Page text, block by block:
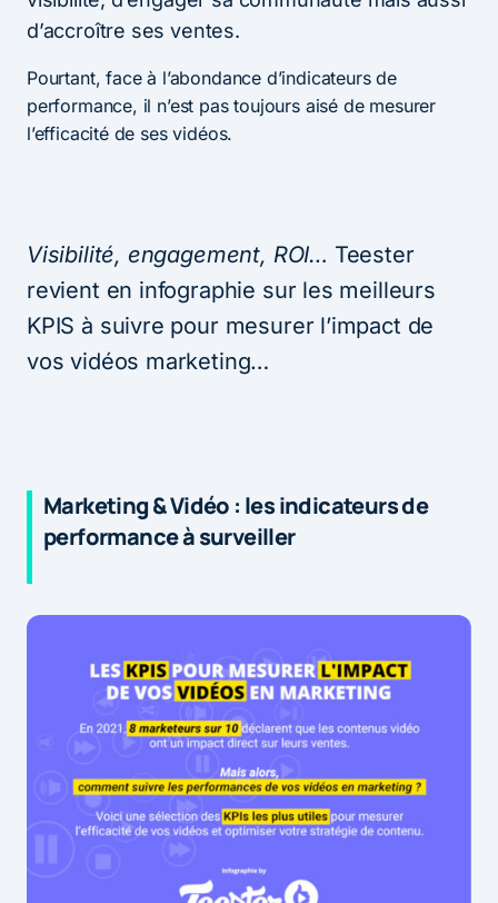
d’accroître ses ventes.
Pourtant, face à l’abondance d’indicateurs de
performance, il n’est pas toujours aisé de mesurer
l’efficacité de ses vidéos.
Visibilité, engagement, ROI… Teester
revient en infographie sur les meilleurs
KPIS à suivre pour mesurer l’impact de
vos vidéos marketing…
Marketing & Vidéo : les indicateurs de
performance à surveiller